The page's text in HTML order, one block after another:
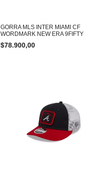
GORRA MLS INTER MIAMI CF
WORDMARK NEW ERA 9FIFTY
$78.900,00